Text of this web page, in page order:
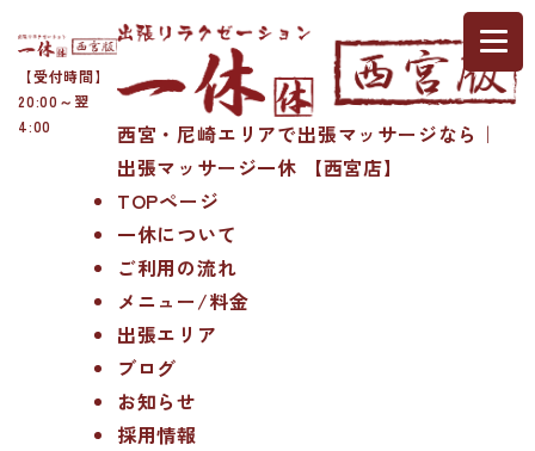
【受付時間】
20:00～翌
4:00
西宮・尼崎エリアで出張マッサージなら｜
出張マッサージ一休 【西宮店】
TOPページ
一休について
ご利用の流れ
メニュー/料金
出張エリア
ブログ
お知らせ
採用情報